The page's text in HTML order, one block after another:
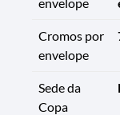
Cromos por
envelope
Sede da
Copa